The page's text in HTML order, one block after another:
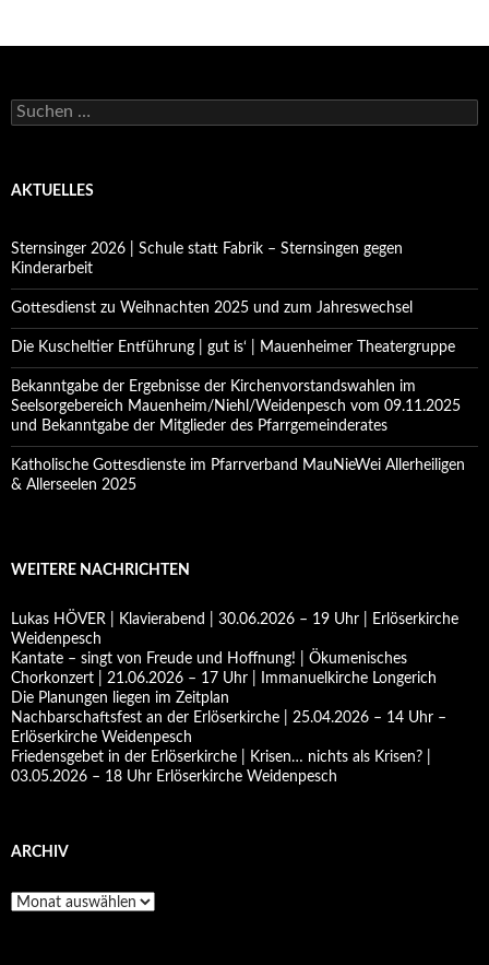
Suchen
nach:
AKTUELLES
Sternsinger 2026 | Schule statt Fabrik – Sternsingen gegen
Kinderarbeit
Gottesdienst zu Weihnachten 2025 und zum Jahreswechsel
Die Kuscheltier Entführung | gut is‘ | Mauenheimer Theatergruppe
Bekanntgabe der Ergebnisse der Kirchenvorstandswahlen im
Seelsorgebereich Mauenheim/Niehl/Weidenpesch vom 09.11.2025
und Bekanntgabe der Mitglieder des Pfarrgemeinderates
Katholische Gottesdienste im Pfarrverband MauNieWei Allerheiligen
& Allerseelen 2025
WEITERE NACHRICHTEN
Lukas HÖVER | Klavierabend | 30.06.2026 – 19 Uhr | Erlöserkirche
Weidenpesch
Kantate – singt von Freude und Hoffnung! | Ökumenisches
Chorkonzert | 21.06.2026 – 17 Uhr | Immanuelkirche Longerich
Die Planungen liegen im Zeitplan
Nachbarschaftsfest an der Erlöserkirche | 25.04.2026 – 14 Uhr –
Erlöserkirche Weidenpesch
Friedensgebet in der Erlöserkirche | Krisen… nichts als Krisen? |
03.05.2026 – 18 Uhr Erlöserkirche Weidenpesch
ARCHIV
Archiv